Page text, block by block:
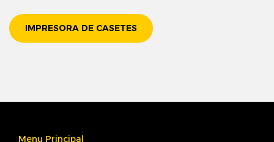
IMPRESORA DE CASETES
Menu Principal